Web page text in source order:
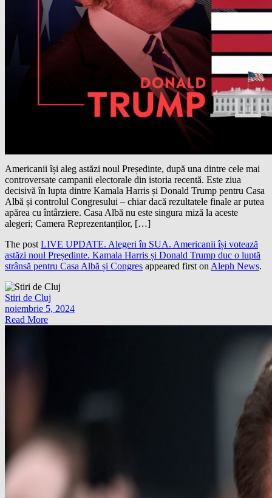
Americanii își aleg astăzi noul Președinte, după una dintre cele mai
controversate campanii electorale din istoria recentă. Este ziua
decisivă în lupta dintre Kamala Harris și Donald Trump pentru Casa
Albă și controlul Congresului – chiar dacă rezultatele finale ar putea
apărea cu întârziere. Casa Albă nu este singura miză la aceste
alegeri; Camera Reprezentanților, […]
The post LIVE UPDATE. Alegeri în SUA. Americanii își votează
astăzi noul Președinte. Kamala Harris și Donald Trump duc o luptă
strânsă pentru Casa Albă și Congres appeared first on Aleph News.
Stiri de Cluj
noiembrie 5, 2024
Read More